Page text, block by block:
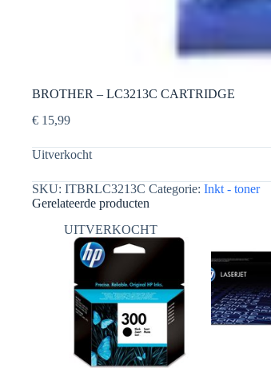
BROTHER – LC3213C CARTRIDGE
€ 15,99
Uitverkocht
SKU: ITBRLC3213C Categorie: Inkt - toner
Gerelateerde producten
UITVERKOCHT